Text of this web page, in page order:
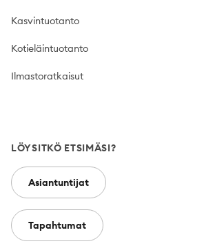
Kasvintuotanto
Kotieläintuotanto
Ilmastoratkaisut
LÖYSITKÖ ETSIMÄSI?
Asiantuntijat
Tapahtumat